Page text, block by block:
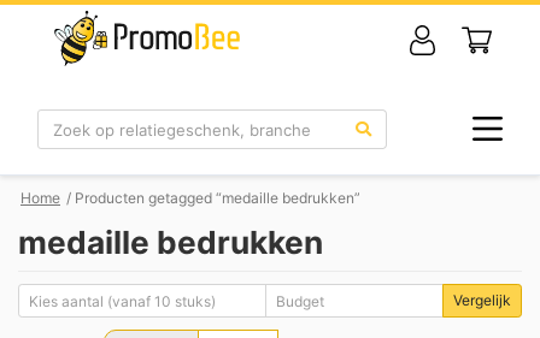
Zoek
Home / Producten getagged “medaille bedrukken”
medaille bedrukken
Vergelijk